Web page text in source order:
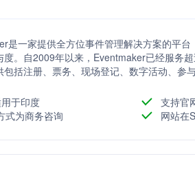
是一家提供全方位事件管理解决方案的平
度。自2009年以来，Eventmaker已经服务
包括注册、票务、现场登记、数字活动、参
于印度
支持官
式为商务咨询
网站在